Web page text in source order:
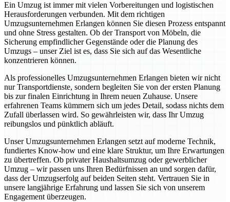
Ein Umzug ist immer mit vielen Vorbereitungen und logistischen
Herausforderungen verbunden. Mit dem richtigen
Umzugsunternehmen Erlangen können Sie diesen Prozess entspannt
und ohne Stress gestalten. Ob der Transport von Möbeln, die
Sicherung empfindlicher Gegenstände oder die Planung des
Umzugs – unser Ziel ist es, dass Sie sich auf das Wesentliche
konzentrieren können.
Als professionelles Umzugsunternehmen Erlangen bieten wir nicht
nur Transportdienste, sondern begleiten Sie von der ersten Planung
bis zur finalen Einrichtung in Ihrem neuen Zuhause. Unsere
erfahrenen Teams kümmern sich um jedes Detail, sodass nichts dem
Zufall überlassen wird. So gewährleisten wir, dass Ihr Umzug
reibungslos und pünktlich abläuft.
Unser Umzugsunternehmen Erlangen setzt auf moderne Technik,
fundiertes Know-how und eine klare Struktur, um Ihre Erwartungen
zu übertreffen. Ob privater Haushaltsumzug oder gewerblicher
Umzug – wir passen uns Ihren Bedürfnissen an und sorgen dafür,
dass der Umzugserfolg auf beiden Seiten steht. Vertrauen Sie in
unsere langjährige Erfahrung und lassen Sie sich von unserem
Engagement überzeugen.